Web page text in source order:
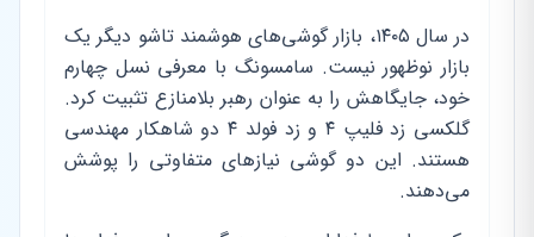
در سال ۱۴۰۵، بازار گوشی‌های هوشمند تاشو دیگر یک
بازار نوظهور نیست. سامسونگ با معرفی نسل چهارم
خود، جایگاهش را به عنوان رهبر بلامنازع تثبیت کرد.
گلکسی زد فلیپ ۴ و زد فولد ۴ دو شاهکار مهندسی
هستند. این دو گوشی نیازهای متفاوتی را پوشش
می‌دهند.